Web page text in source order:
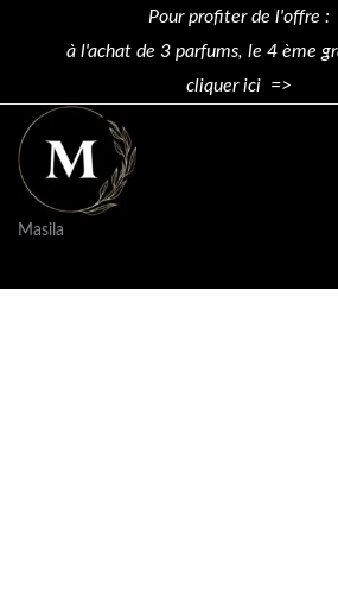
Pour profiter de l'offre :
à l'achat de 3 parfums, le 4
cliquer ici =>
Masila
Divine
quantity